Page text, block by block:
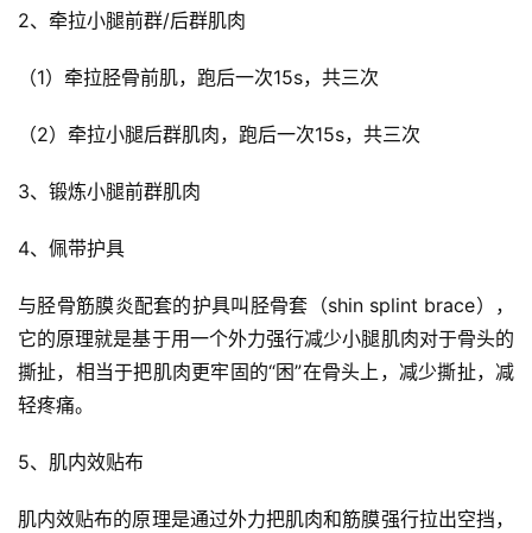
2、牵拉小腿前群/后群肌肉
（1）牵拉胫骨前肌，跑后一次15s，共三次
（2）牵拉小腿后群肌肉，跑后一次15s，共三次
3、锻炼小腿前群肌肉
4、佩带护具
与胫骨筋膜炎配套的护具叫胫骨套（shin splint brace），
它的原理就是基于用一个外力强行减少小腿肌肉对于骨头的
撕扯，相当于把肌肉更牢固的“困”在骨头上，减少撕扯，减
轻疼痛。
5、肌内效贴布
肌内效贴布的原理是通过外力把肌肉和筋膜强行拉出空挡，